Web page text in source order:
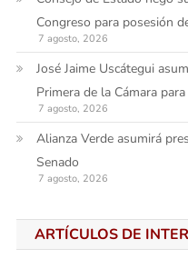
Congreso para posesión
7 agosto, 2026
José Jaime Uscátegui
Primera de la Cámara
7 agosto, 2026
Alianza Verde asumirá
Senado
7 agosto, 2026
ARTÍCULOS DE